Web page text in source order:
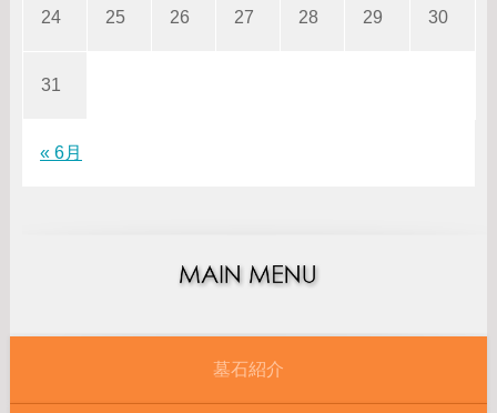
« 6月
24 25 26 27 28 29 30
31
墓石紹介